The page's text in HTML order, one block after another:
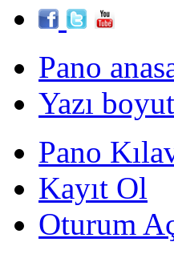
Pano
Yazı
Pano
Kayıt Ol
Oturum